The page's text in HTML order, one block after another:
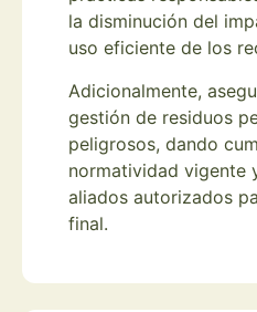
la disminución del
uso eficiente de los
Adicionalmente,
gestión de residuos
peligrosos, dando
normatividad vigente
aliados autorizados
final.